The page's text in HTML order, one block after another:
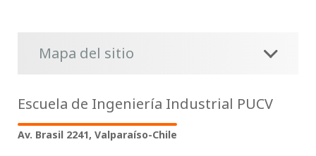
Mapa del sitio
Escuela de Ingeniería Industrial PUCV
Av. Brasil 2241, Valparaíso-Chile